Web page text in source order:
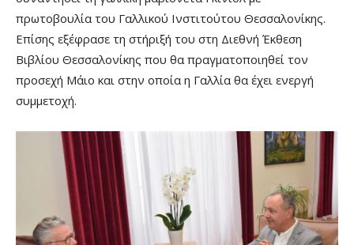
πρωτοβουλία του Γαλλικού Ινστιτούτου Θεσσαλονίκης.
Επίσης εξέφρασε τη στήριξή του στη Διεθνή Έκθεση
Βιβλίου Θεσσαλονίκης που θα πραγματοποιηθεί τον
προσεχή Μάιο και στην οποία η Γαλλία θα έχει ενεργή
συμμετοχή.